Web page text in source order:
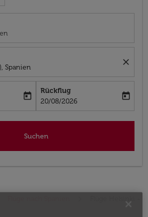
Spanien
close
date-aria-label
today
Rückflug
fc-booking-return-date-aria-label
20/08/2026
today
Suchen